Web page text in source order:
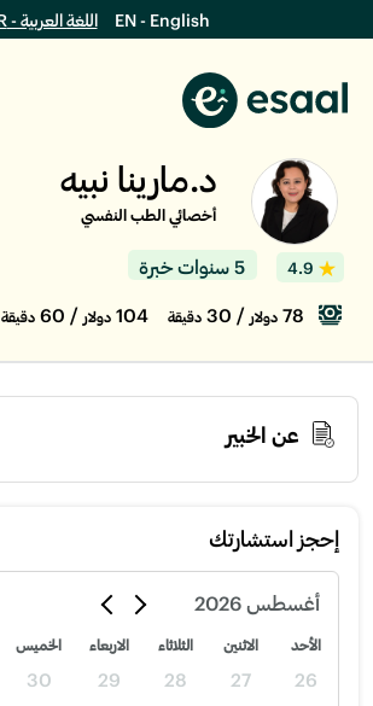
EN - English اللغة العربية - AR
د.مارينا نبيه
أخصائي الطب النفسي
4.9 5 سنوات خبرة
78 دولار / 30 دقيقة دولار / 60 دقيقة
عن الخبير
إحجز استشارتك
أغسطس 2026
الأحد الاثنين الثلاثاء الاربعاء الخميس
26
27
28
29
30